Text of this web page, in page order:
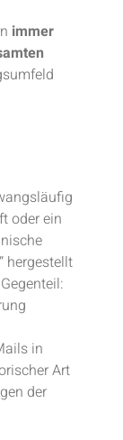
immer
oder ein
hergestellt
in
Art
der